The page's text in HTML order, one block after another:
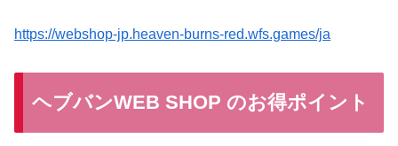
https://webshop-jp.heaven-burns-red.wfs.games/ja
ヘブバンWEB SHOP のお得ポイント